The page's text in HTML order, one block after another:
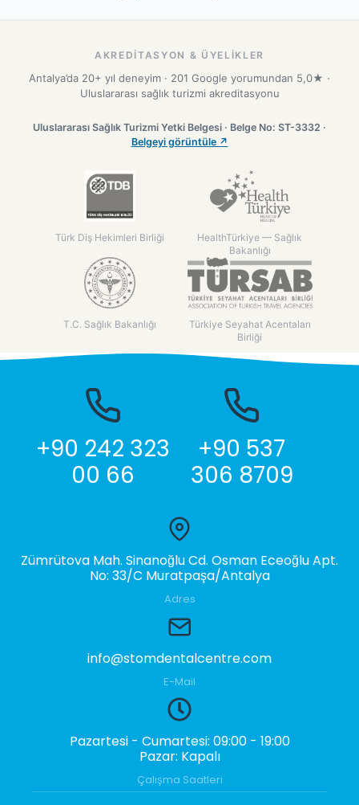
AKREDITASYON & ÜYELIKLER
Antalya’da 20+ yıl deneyim · 201 Google yorumundan 5,0★ ·
Uluslararası sağlık turizmi akreditasyonu
Uluslararası Sağlık Turizmi Yetki Belgesi · Belge No: ST-3332 ·
Belgeyi görüntüle ↗
Türk Diş Hekimleri Birliği
HealthTürkiye — Sağlık
Bakanlığı
T.C. Sağlık Bakanlığı
Türkiye Seyahat Acentaları
Birliği
+90 242 323
00 66
+90 537
306 8709
Zümrütova Mah. Sinanoğlu Cd. Osman Eceoğlu Apt.
No: 33/C Muratpaşa/Antalya
Adres
info@stomdentalcentre.com
E-Mail
Pazartesi - Cumartesi: 09:00 - 19:00
Pazar: Kapalı
Çalışma Saatleri